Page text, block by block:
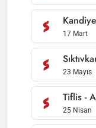
Kandiye
17 Mart
23 Mayıs
Tiflis -
25 Nisan